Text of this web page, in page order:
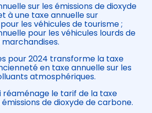
sur les émissions de dioxyde
à une taxe annuelle sur
les véhicules de tourisme ;
pour les véhicules lourds de
pour 2024 transforme la taxe
en taxe annuelle sur les
atmosphériques.
le tarif de la taxe
de dioxyde de carbone.